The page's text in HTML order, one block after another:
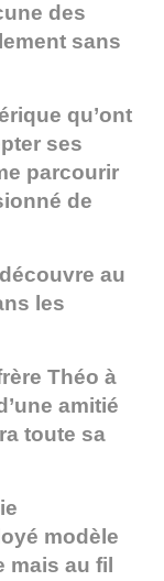
des
sans
qu’ont
ses
parcourir
de
au
les
Théo à
amitié
toute sa
modèle
au fil